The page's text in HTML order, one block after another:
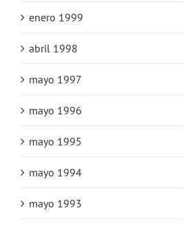
enero 1999
abril 1998
mayo 1997
mayo 1996
mayo 1995
mayo 1994
mayo 1993